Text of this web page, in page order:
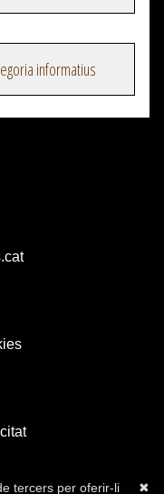
informatius
✖
tercers per oferir-li